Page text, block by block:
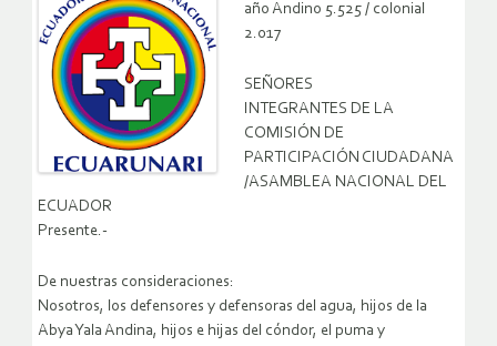
año Andino 5.525 / colonial
2.017
SEÑORES
INTEGRANTES DE LA
COMISIÓN DE
PARTICIPACIÓN CIUDADANA
/ASAMBLEA NACIONAL DEL
ECUADOR
Presente.-
De nuestras consideraciones:
Nosotros, los defensores y defensoras del agua, hijos de la
Abya Yala Andina, hijos e hijas del cóndor, el puma y